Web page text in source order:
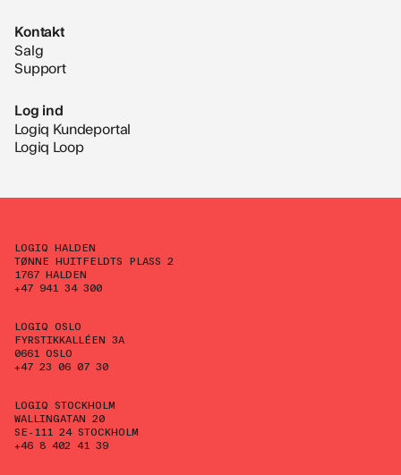
Kontakt
Salg
Support
Log ind
Logiq Kundeportal
Logiq Loop
LOGIQ HALDEN
TØNNE HUITFELDTS PLASS 2
1767 HALDEN
+47 941 34 300
LOGIQ OSLO
FYRSTIKKALLÉEN 3A
0661 OSLO
+47 23 06 07 30
LOGIQ STOCKHOLM
WALLINGATAN 20
SE-111 24 STOCKHOLM
+46 8 402 41 39